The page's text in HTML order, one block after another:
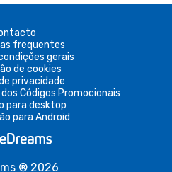
frequentes
gerais
de cookies
privacidade
Códigos Promocionais
para desktop
para Android
® 2026